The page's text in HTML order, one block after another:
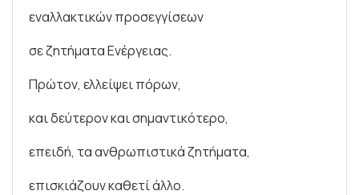
εναλλακτικών προσεγγίσεων
σε ζητήματα Ενέργειας.
Πρώτον, ελλείψει πόρων,
και δεύτερον και σημαντικότερο,
επειδή, τα ανθρωπιστικά ζητήματα,
επισκιάζουν καθετί άλλο.